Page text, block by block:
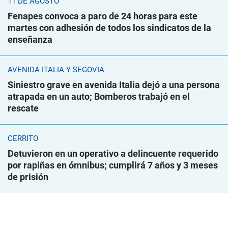
Fenapes convoca a paro de 24 horas para este
martes con adhesión de todos los sindicatos de la
enseñanza
AVENIDA ITALIA Y SEGOVIA
Siniestro grave en avenida Italia dejó a una persona
atrapada en un auto; Bomberos trabajó en el
rescate
CERRITO
Detuvieron en un operativo a delincuente requerido
por rapiñas en ómnibus; cumplirá 7 años y 3 meses
de prisión